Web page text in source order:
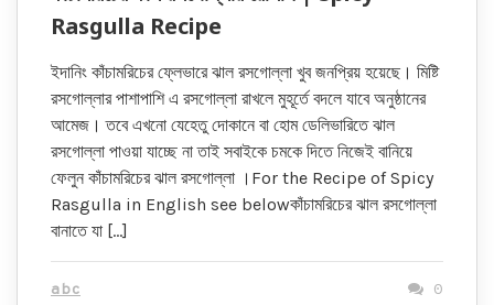
Rasgulla Recipe
ইদানিং কাঁচামরিচের ফ্লেভারে ঝাল রসগোল্লা খুব জনপ্রিয় হয়েছে। মিষ্টি
রসগোল্লার পাশাপাশি এ রসগোল্লা রাখলে মুহূর্তে বদলে যাবে অনুষ্ঠানের
আমেজ। তবে এখনো যেহেতু দোকানে বা হোম ডেলিভারিতে ঝাল
রসগোল্লা পাওয়া যাচ্ছে না তাই সবাইকে চমকে দিতে নিজেই বানিয়ে
ফেলুন কাঁচামরিচের ঝাল রসগোল্লা ।For the Recipe of Spicy
Rasgulla in English see belowকাঁচামরিচের ঝাল রসগোল্লা
বানাতে যা […]
abc 0